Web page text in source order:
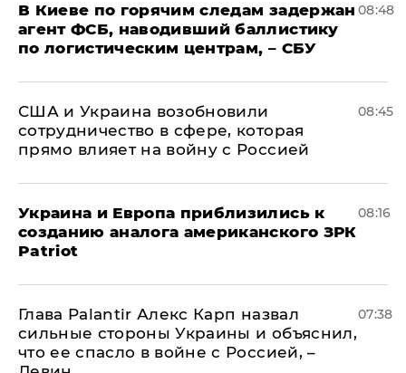
В Киеве по горячим следам задержан
агент ФСБ, наводивший баллистику
по логистическим центрам, – СБУ
08:48
США и Украина возобновили
сотрудничество в сфере, которая
прямо влияет на войну с Россией
08:45
Украина и Европа приблизились к
созданию аналога американского ЗРК
Patriot
08:16
Глава Palantir Алекс Карп назвал
сильные стороны Украины и объяснил,
что ее спасло в войне с Россией, –
07:38